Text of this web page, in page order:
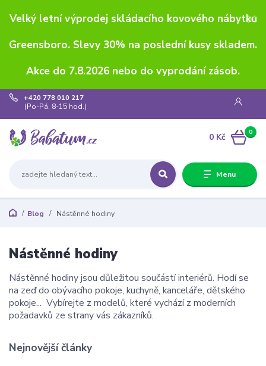
Velký letní výprodej skládacího kovového nábytku
Greensboro. Slevy 30% na poslední kusy skladem.
Akce do 7.8.2026 nebo do vyprodání zásob.
Menu
+420 778 010 217
(Po-Pá, 8-15 hod.)
0
0 Kč
Blog Nástěnné hodiny
Nástěnné hodiny
Nástěnné hodiny jsou důležitou součástí interiérů. Hodí se
na zeď do obývacího pokoje, kuchyně, kanceláře, dětského
pokoje... Vybírejte z modelů, které vychází z moderních
požadavků ze strany vás zákazníků.
Nejnovější články